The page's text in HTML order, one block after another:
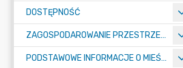
DOSTĘPNOŚĆ
ZAGOSPODAROWANIE PRZESTRZENNE
PODSTAWOWE INFORMACJE O MIEŚCIE